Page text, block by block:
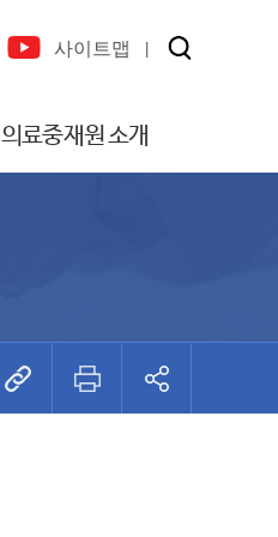
사이트맵
의료중재원 소개